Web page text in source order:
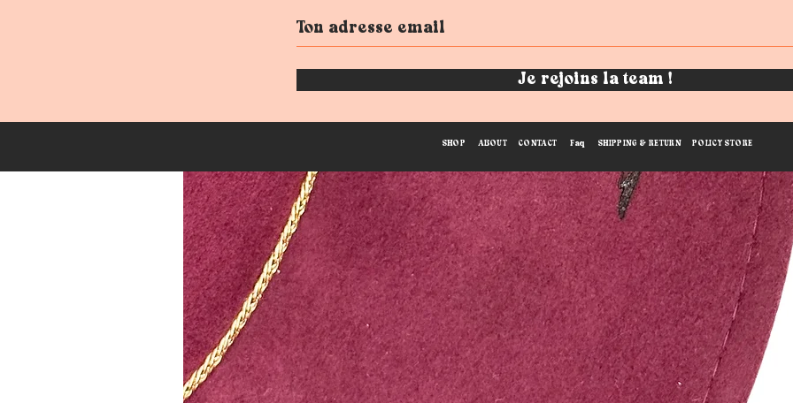
Je rejoins la team !
SHOP ABOUT CONTACT Faq SHIPPING & RETURN POLICY STORE